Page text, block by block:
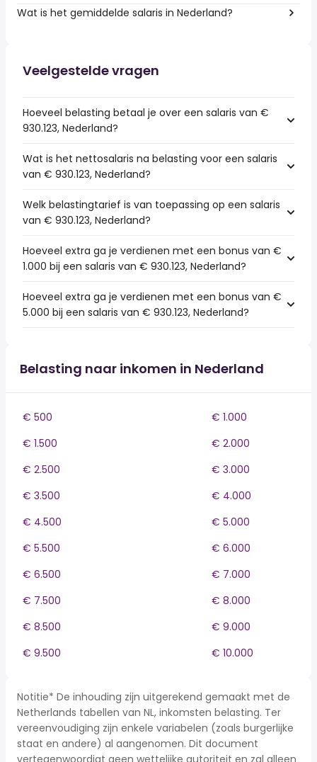
Wat is het gemiddelde salaris in Nederland?
Veelgestelde vragen
Hoeveel belasting betaal je over een salaris van €
930.123, Nederland?
Wat is het nettosalaris na belasting voor een salaris
van € 930.123, Nederland?
Welk belastingtarief is van toepassing op een salaris
van € 930.123, Nederland?
Hoeveel extra ga je verdienen met een bonus van €
1.000 bij een salaris van € 930.123, Nederland?
Hoeveel extra ga je verdienen met een bonus van €
5.000 bij een salaris van € 930.123, Nederland?
Belasting naar inkomen in Nederland
€ 500
€ 1.000
€ 1.500
€ 2.000
€ 2.500
€ 3.000
€ 3.500
€ 4.000
€ 4.500
€ 5.000
€ 5.500
€ 6.000
€ 6.500
€ 7.000
€ 7.500
€ 8.000
€ 8.500
€ 9.000
€ 9.500
€ 10.000
Notitie* De inhouding zijn uitgerekend gemaakt met de
Netherlands tabellen van NL, inkomsten belasting. Ter
vereenvoudiging zijn enkele variabelen (zoals burgerlijke
staat en andere) al aangenomen. Dit document
vertegenwoordigt geen wettelijke autoriteit en zal alleen